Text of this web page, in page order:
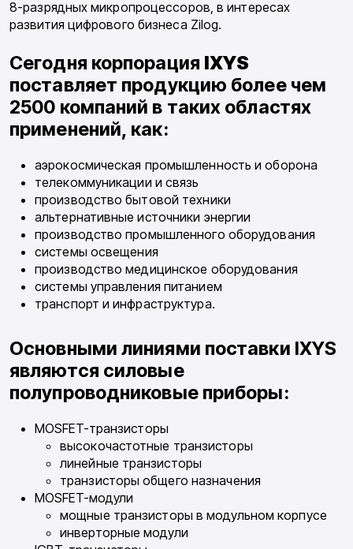
8-разрядных микропроцессоров, в интересах
развития цифрового бизнеса Zilog.
Сегодня корпорация IXYS
поставляет продукцию более чем
2500 компаний в таких областях
применений, как:
аэрокосмическая промышленность и оборона
телекоммуникации и связь
производство бытовой техники
альтернативные источники энергии
производство промышленного оборудования
системы освещения
производство медицинское оборудования
системы управления питанием
транспорт и инфраструктура.
Основными линиями поставки IXYS
являются силовые
полупроводниковые приборы:
MOSFET-транзисторы
высокочастотные транзисторы
линейные транзисторы
транзисторы общего назначения
MOSFET-модули
мощные транзисторы в модульном корпусе
инверторные модули